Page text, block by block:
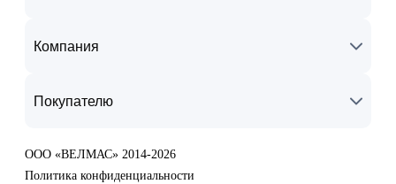
Компания
Покупателю
ООО «ВЕЛМАС» 2014-2026
Политика конфиденциальности